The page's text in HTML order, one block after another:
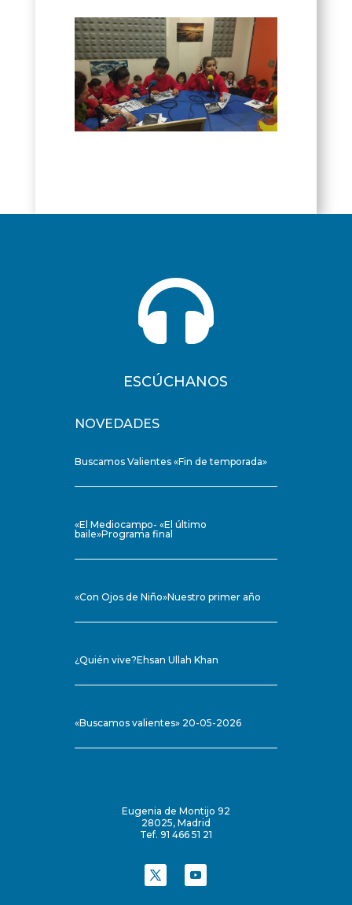

ESCÚCHANOS
NOVEDADES
Buscamos Valientes «Fin de temporada»
«El Mediocampo- «El último
baile»Programa final
«Con Ojos de Niño»Nuestro primer año
¿Quién vive?Ehsan Ullah Khan
«Buscamos valientes» 20-05-2026
Eugenia de Montijo 92
28025, Madrid
Tef. 91 466 51 21